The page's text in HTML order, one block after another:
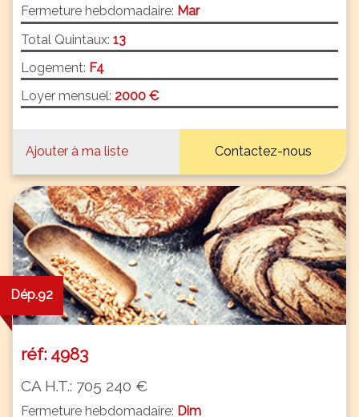
Fermeture hebdomadaire: Mar
Total Quintaux: 13
Logement: F4
Loyer mensuel: 2000 €
Ajouter à ma liste Contactez-nous
Dép.92
réf: 4983
CA H.T.: 705 240 €
Fermeture hebdomadaire: Dim